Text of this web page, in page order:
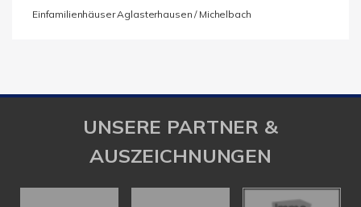
Einfamilienhäuser Aglasterhausen / Michelbach
UNSERE PARTNER &
AUSZEICHNUNGEN